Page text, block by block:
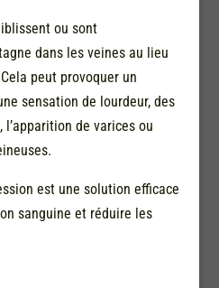
ou sont
dans les veines au lieu
peut provoquer un
sensation de lourdeur, des
de varices ou
est une solution efficace
sanguine et réduire les